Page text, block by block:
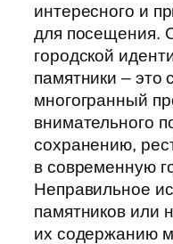
интересного и
для посещения.
городской
памятники – это
многогранный
внимательного
сохранению,
в современную
Неправильное
памятников или
их содержанию